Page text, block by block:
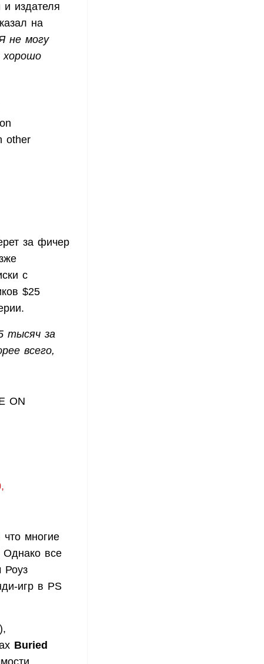
издателя
на
не могу
хорошо
other
за фичер
с
$25
тысяч за
всего,
ON
что многие
Однако все
Роуз
игр в PS
Buried